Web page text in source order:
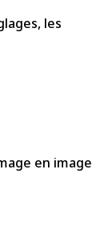
les
en image